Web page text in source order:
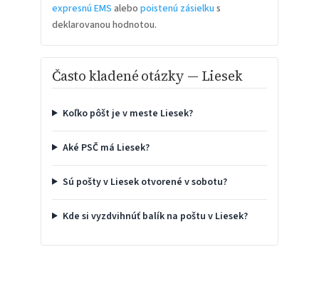
expresnú EMS alebo poistenú zásielku s
deklarovanou hodnotou.
Často kladené otázky — Liesek
Koľko pôšt je v meste Liesek?
Aké PSČ má Liesek?
Sú pošty v Liesek otvorené v sobotu?
Kde si vyzdvihnúť balík na poštu v Liesek?